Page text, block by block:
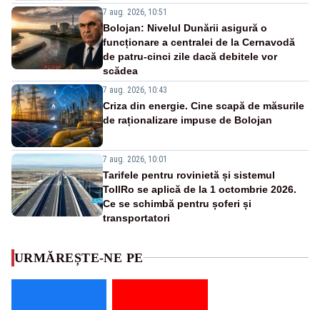
7 aug. 2026, 10:51
Bolojan: Nivelul Dunării asigură o
funcționare a centralei de la Cernavodă
de patru-cinci zile dacă debitele vor
scădea
7 aug. 2026, 10:43
Criza din energie. Cine scapă de măsurile
de raționalizare impuse de Bolojan
7 aug. 2026, 10:01
Tarifele pentru rovinietă și sistemul
TollRo se aplică de la 1 octombrie 2026.
Ce se schimbă pentru șoferi și
transportatori
URMĂREȘTE-NE PE